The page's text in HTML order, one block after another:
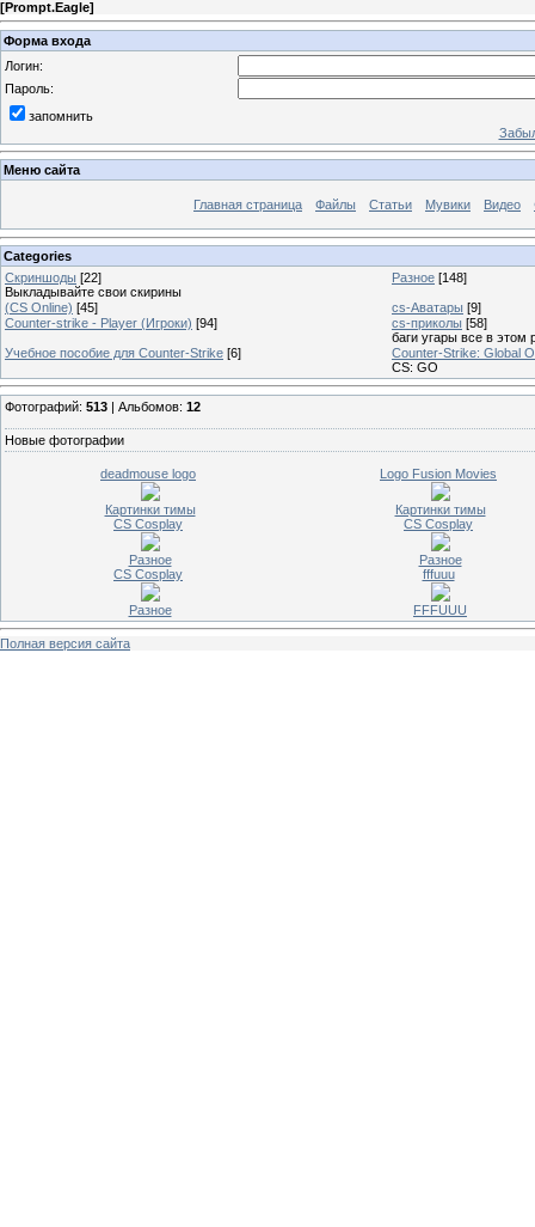
[Prompt.Eagle]
Форма входа
Логин:
Пароль:
запомнить
Меню сайта
Главная страница Файлы Статьи Мувики Видео
Categories
Скриншоды [22]
Выкладывайте свои скирины
Разное [148]
(CS Online) [45] cs-Аватары [9]
Counter-strike - Player (Игроки) [94] cs-приколы [58]
баги угары все в этом
Учебное пособие для Counter-Strike [6]
Counter-Strike: Global
CS: GO
Фотографий: 513 | Альбомов: 12
Новые фотографии
deadmouse logo
Картинки тимы
Logo Fusion Movies
Картинки тимы
CS Cosplay
Разное
CS Cosplay
Разное
CS Cosplay
Разное
fffuuu
FFFUUU
Полная версия сайта